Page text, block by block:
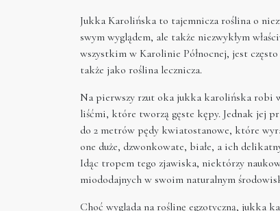
Jukka Karolińska to tajemnicza roślina o
swym wyglądem, ale także niezwykłym
wszystkim w Karolinie Północnej, jest
także jako roślina lecznicza.
Na pierwszy rzut oka jukka karolińska robi
liśćmi, które tworzą gęste kępy. Jednak jej
do 2 metrów pędy kwiatostanowe, które
one duże, dzwonkowate, białe, a ich
Idąc tropem tego zjawiska, niektórzy
miododajnych w swoim naturalnym
Choć wygląda na roślinę egzotyczną, jukka